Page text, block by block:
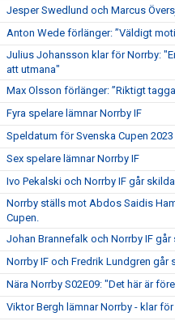
Jesper Swedlund och Marcus
Anton Wede förlänger: ”Väldigt
Julius Johansson klar för Norrby:
att utmana"
Max Olsson förlänger: ”Riktigt
Fyra spelare lämnar Norrby IF
Speldatum för Svenska Cupen 2023
Sex spelare lämnar Norrby IF
Ivo Pekalski och Norrby IF går
Norrby ställs mot Abdos Saidis
Cupen.
Johan Brannefalk och Norrby IF går
Norrby IF och Fredrik Lundgren går
Nära Norrby S02E09: "Det här är
Viktor Bergh lämnar Norrby - klar för